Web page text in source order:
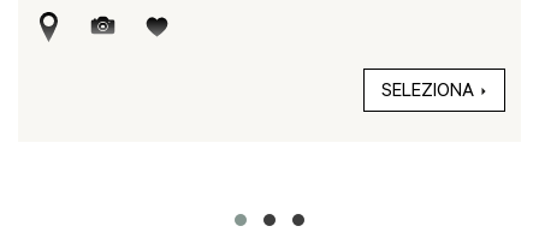
SELEZIONA